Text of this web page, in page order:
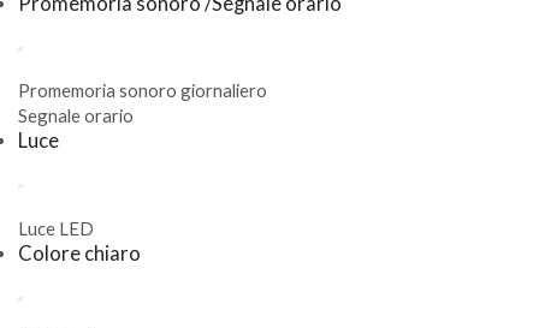
Promemoria sonoro giornaliero
Segnale orario
Luce
Luce LED
Colore chiaro